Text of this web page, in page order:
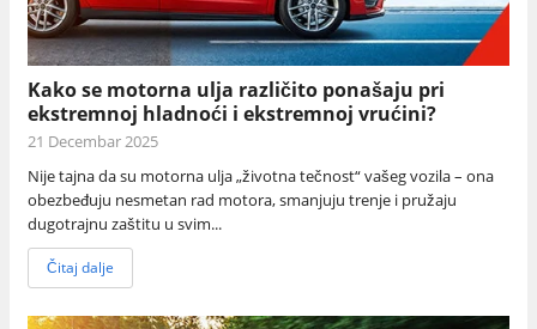
Kako se motorna ulja različito ponašaju pri
ekstremnoj hladnoći i ekstremnoj vrućini?
21 Decembar 2025
Nije tajna da su motorna ulja „životna tečnost“ vašeg vozila – ona
obezbeđuju nesmetan rad motora, smanjuju trenje i pružaju
dugotrajnu zaštitu u svim...
Čitaj dalje